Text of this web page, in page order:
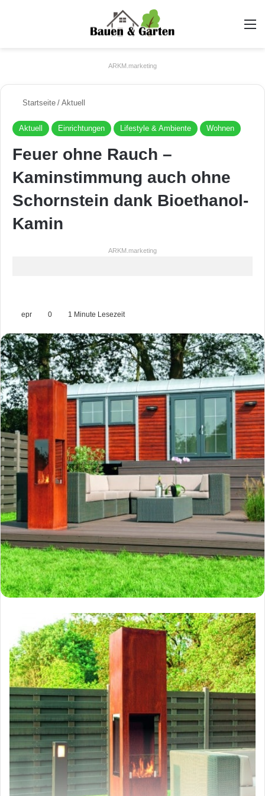
ARKM.marketing
Startseite / Aktuell
Aktuell Einrichtungen Lifestyle & Ambiente Wohnen
Feuer ohne Rauch –
Kaminstimmung auch ohne
Schornstein dank Bioethanol-
Kamin
ARKM.marketing
epr 0 1 Minute Lesezeit